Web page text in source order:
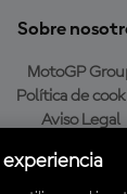
Sobre
MotoGP
Política de
Aviso Legal
Política de
experiencia